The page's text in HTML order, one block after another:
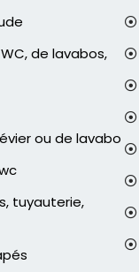
de lavabos,
ou de lavabo
tuyauterie,